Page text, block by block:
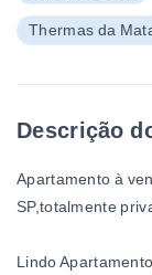
Thermas da
Descrição
Apartamento à
SP,totalmente
Lindo